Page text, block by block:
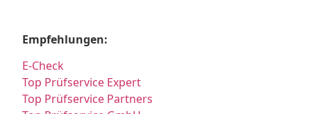
Empfehlungen:
E-Check
Top Prüfservice Expert
Top Prüfservice Partners